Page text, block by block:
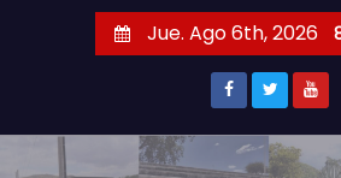
Jue. Ago 6th, 2026